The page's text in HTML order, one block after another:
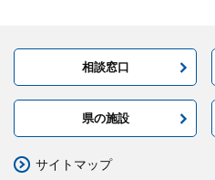
相談窓口
県の施設
サイトマップ